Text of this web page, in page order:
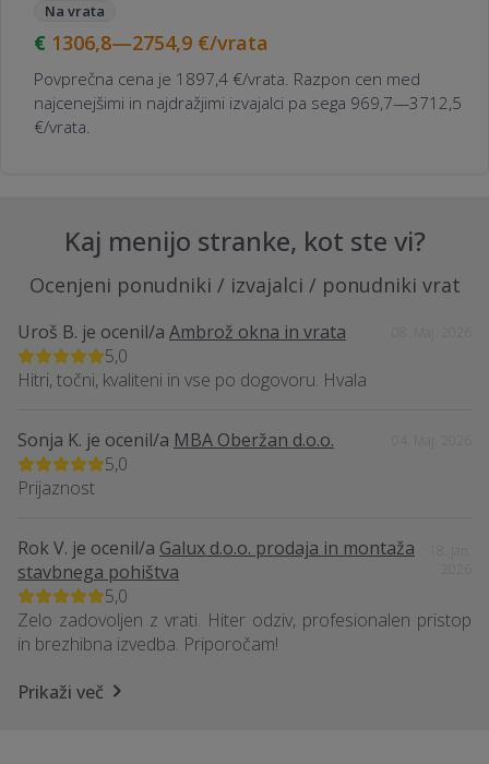
Na vrata
1306,8—2754,9 €/vrata
Povprečna cena je 1897,4 €/vrata. Razpon cen med
najcenejšimi in najdražjimi izvajalci pa sega 969,7—3712,5
€/vrata.
Kaj menijo stranke, kot ste vi?
Ocenjeni ponudniki / izvajalci / ponudniki vrat
Uroš B. je ocenil/a Ambrož okna in vrata
5,0
Hitri, točni, kvaliteni in vse po dogovoru. Hvala
Sonja K. je ocenil/a MBA Oberžan d.o.o.
5,0
Prijaznost
Rok V. je ocenil/a Galux d.o.o. prodaja in montaža
stavbnega pohištva
5,0
Zelo zadovoljen z vrati. Hiter odziv, profesionalen pristop
in brezhibna izvedba. Priporočam!
Prikaži več